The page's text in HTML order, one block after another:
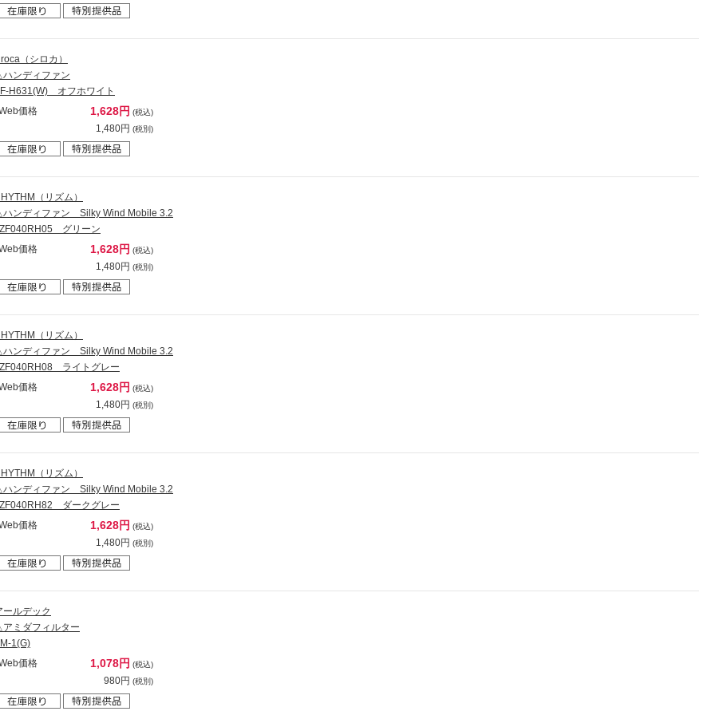
（シロカ）
ンディファン
H631(W) オフホワイト
価格
1,628円 (税込)
1,480円 (税別)
（リズム）
ンディファン Silky Wind Mobile 3.2
グリーン
価格
1,628円 (税込)
1,480円 (税別)
（リズム）
ンディファン Silky Wind Mobile 3.2
ライトグレー
価格
1,628円 (税込)
1,480円 (税別)
（リズム）
ンディファン Silky Wind Mobile 3.2
ダークグレー
価格
1,628円 (税込)
1,480円 (税別)
ールデック
ミダフィルター
1(G)
価格
1,078円 (税込)
980円 (税別)